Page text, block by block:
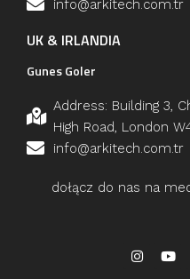
info@arkitech.com.tr
UK & IRLANDIA
Gunes Goler
Address: Building 3,
High Road, London
info@arkitech.com.tr
dołącz do nas na